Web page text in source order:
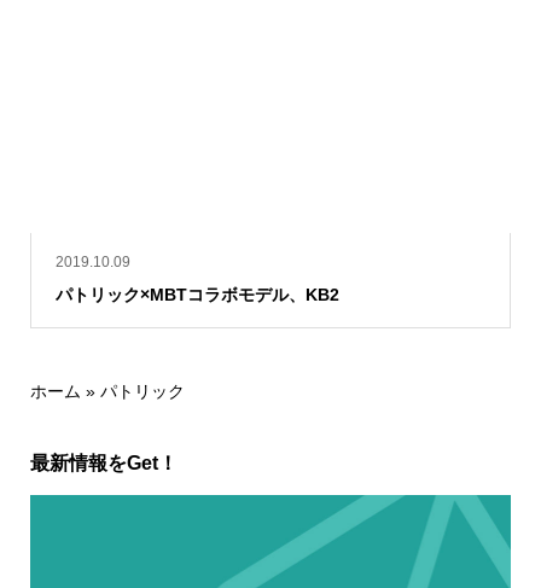
2019.10.09
パトリック×MBTコラボモデル、KB2
ホーム »パトリック
最新情報をGet！